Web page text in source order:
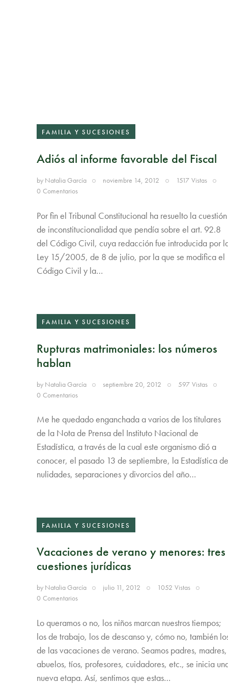
FAMILIA Y SUCESIONES
Adiós al informe favorable del Fiscal
by Natalia García noviembre 14, 2012 1517 Vistas
0 Comentarios
Por fin el Tribunal Constitucional ha resuelto la cuestión
de inconstitucionalidad que pendía sobre el art. 92.8
del Código Civil, cuya redacción fue introducida por
Ley 15/2005, de 8 de julio, por la que se modifica el
Código Civil y la…
FAMILIA Y SUCESIONES
Rupturas matrimoniales: los números
hablan
by Natalia García septiembre 20, 2012 597 Vistas
0 Comentarios
Me he quedado enganchada a varios de los titulares
de la Nota de Prensa del Instituto Nacional de
Estadística, a través de la cual este organismo dió a
conocer, el pasado 13 de septiembre, la Estadística de
nulidades, separaciones y divorcios del año…
FAMILIA Y SUCESIONES
Vacaciones de verano y menores: tres
cuestiones jurídicas
by Natalia García julio 11, 2012 1052 Vistas
0 Comentarios
Lo queramos o no, los niños marcan nuestros tiempos;
los de trabajo, los de descanso y, cómo no, también
de las vacaciones de verano. Seamos padres, madres,
abuelos, tíos, profesores, cuidadores, etc., se inicia
nueva etapa. Así, sentimos que estas…